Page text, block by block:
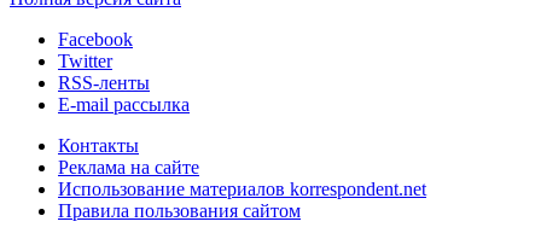
Facebook
Twitter
RSS-ленты
E-mail рассылка
Контакты
Реклама на сайте
Использование материалов korrespondent.net
Правила пользования сайтом